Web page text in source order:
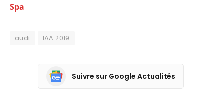
Spa
audi IAA 2019
Suivre sur Google Actualités